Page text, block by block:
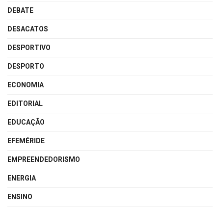
DEBATE
DESACATOS
DESPORTIVO
DESPORTO
ECONOMIA
EDITORIAL
EDUCAÇÃO
EFEMÉRIDE
EMPREENDEDORISMO
ENERGIA
ENSINO